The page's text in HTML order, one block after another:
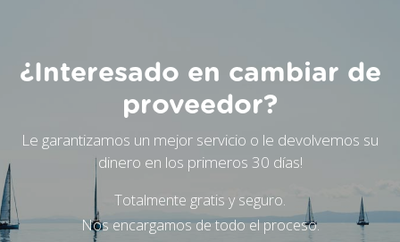
¿Interesado en cambiar de
proveedor?
Le garantizamos un mejor servicio o le devolvemos su
dinero en los primeros 30 días!
Totalmente gratis y seguro.
Nos encargamos de todo el proceso.